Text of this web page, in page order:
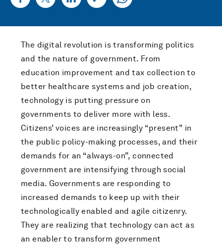
The digital revolution is transforming politics
and the nature of government. From
education improvement and tax collection to
better healthcare systems and job creation,
technology is putting pressure on
governments to deliver more with less.
Citizens’ voices are increasingly “present” in
the public policy-making processes, and their
demands for an “always-on”, connected
government are intensifying through social
media. Governments are responding to
increased demands to keep up with their
technologically enabled and agile citizenry.
They are realizing that technology can act as
an enabler to transform government